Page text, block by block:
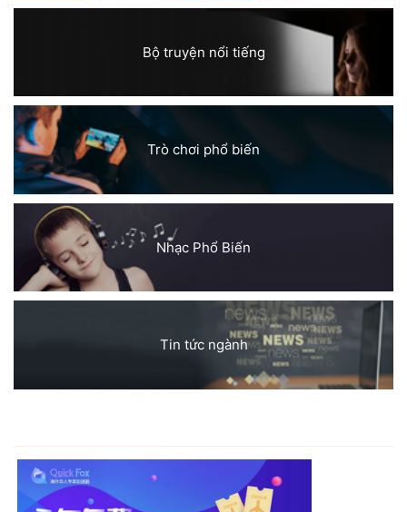
Bộ truyện nổi tiếng
Trò chơi phổ biến
Nhạc Phổ Biến
Tin tức ngành